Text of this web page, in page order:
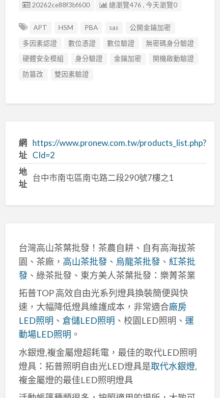
廣告编號
20262ce88f3bf600 總瀏覽476 , 今天瀏覽0
APT HSM PBA sas
公開金鑰加密
多因素認證
數位憑證 數位驗證
無密碼身分驗證
硬體安全模組
身分驗證 金鑰加密
開機啟動驗證
防篡改
雙因素驗證
網
址
https://www.pronew.com.tw/products_list.php?
CId=2
地
址
台中市南屯區南屯路二段290號7樓之1
台灣高山茶葉批發！茶農自耕、自有高海拔茶
園、茶廠， 高山茶批發、 烏龍茶批發、 紅茶批
發、綠茶批發、東方美人茶葉批發：樂菁茶業
拓普TOP 高效自由光系列燈具換裝簡便與快
速，大幅降低燈具維護成本，非常適合廠房
LED照明 、 倉儲LED照明 、校園LED照明、 運
動場LED照明 。
水銀燈,複金屬燈超耗電，最佳的取代LED照明
燈具：拓普照明自由光LED燈具是取代水銀燈,
複金屬燈的最佳LED照明燈具